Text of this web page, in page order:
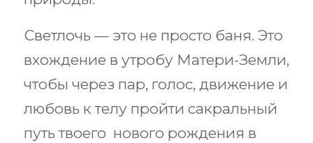
Светлочь — это не просто баня. Это
вхождение в утробу Матери-Земли,
чтобы через пар, голос, движение и
любовь к телу пройти сакральный
путь твоего нового рождения в